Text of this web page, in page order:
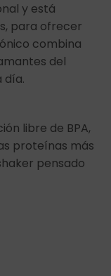
y está
para ofrecer
combina
del
día.
libre de BPA,
proteínas más
pensado